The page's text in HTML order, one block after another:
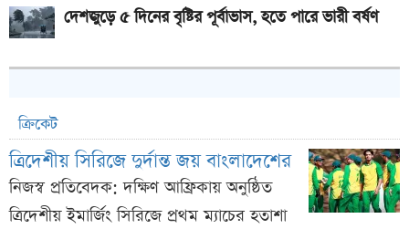
দেশজুড়ে ৫ দিনের বৃষ্টির পূর্বাভাস, হতে পারে ভারী বর্ষণ
ক্রিকেট
ত্রিদেশীয় সিরিজে দুর্দান্ত জয় বাংলাদেশের
নিজস্ব প্রতিবেদক: দক্ষিণ আফ্রিকায় অনুষ্ঠিত
ত্রিদেশীয় ইমার্জিং সিরিজে প্রথম ম্যাচের হতাশা